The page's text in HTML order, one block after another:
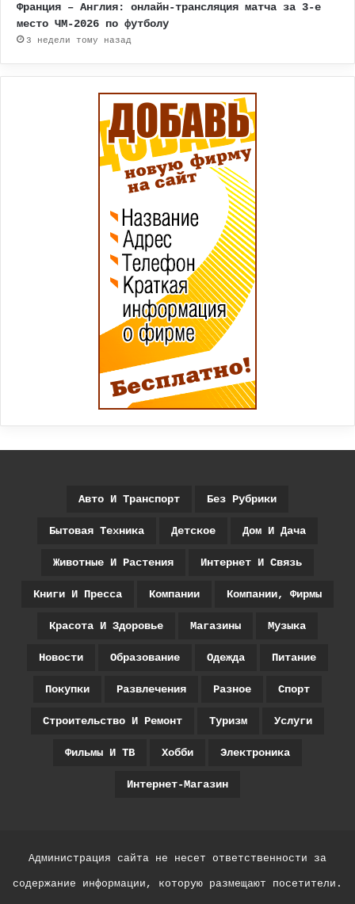
Франция – Англия: онлайн-трансляция матча за 3-е
место ЧМ-2026 по футболу
3 недели тому назад
Авто И Транспорт Без Рубрики
Бытовая Техника Детское Дом И Дача
Животные И Растения Интернет И Связь
Книги И Пресса Компании Компании, Фирмы
Красота И Здоровье Магазины Музыка
Новости Образование Одежда Питание
Покупки Развлечения Разное Спорт
Строительство И Ремонт Туризм Услуги
Фильмы И ТВ Хобби Электроника
Интернет-Магазин
Администрация сайта не несет ответственности за
содержание информации, которую размещают посетители.